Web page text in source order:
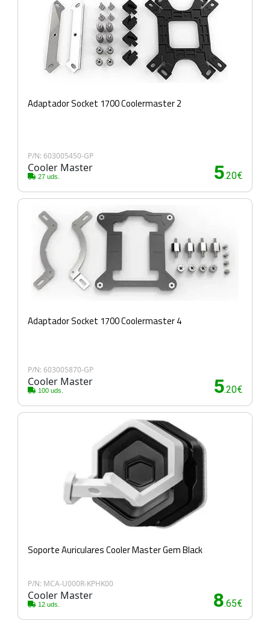
Adaptador Socket 1700 Coolermaster 2
P/N: 603005450-GP
Cooler Master
27 uds. 5.20€
Adaptador Socket 1700 Coolermaster 4
P/N: 603005870-GP
Cooler Master
100 uds. 5.20€
Soporte Auriculares Cooler Master Gem Black
P/N: MCA-U000R-KPHK00
Cooler Master
12 uds. 8.65€